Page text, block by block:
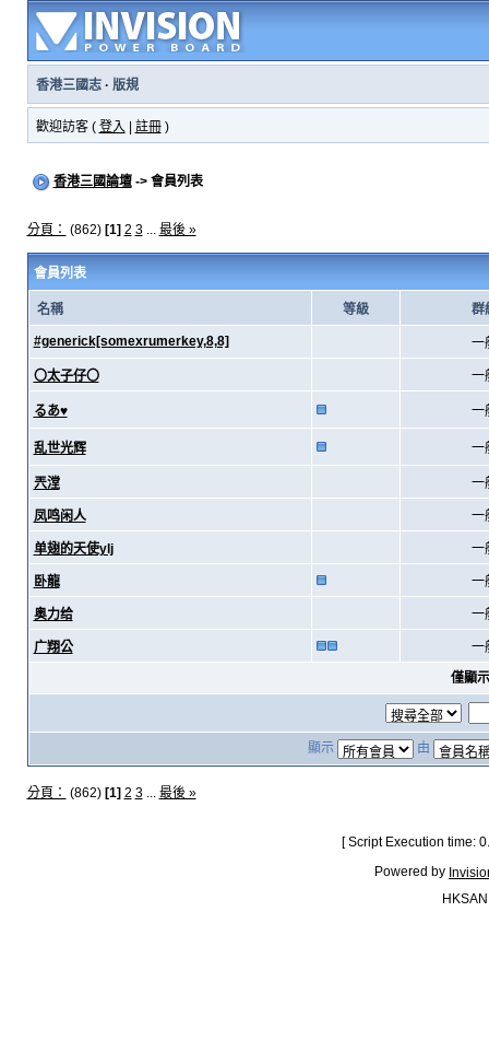
香港三國志· 版規
歡迎訪客 ( 登入 註冊)
香港三國論壇-> 會員列表
分頁： (862) [1] 2 3... 最後 »
會員列表
名稱 等級 群
#generick[somexrumerkey,8,8] 一
〇太子仔〇 一
るあ♥ 一
乱世光辉 一
兲漟 一
凤鸣闲人 一
单翅的天使ylj 一
卧龍 一
奥力给 一
广翔公
一
僅顯
顯示 由
分頁： (862) [1] 2 3... 最後 »
[ Script Execution time:
Powered by